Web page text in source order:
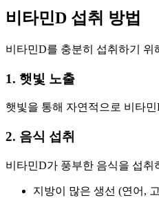
비타민D 섭취 방법
비타민D를 충분히 섭취하기
1. 햇빛 노출
햇빛을 통해 자연적으로 비타
2. 음식 섭취
비타민D가 풍부한 음식을 섭
지방이 많은 생선 (연어,